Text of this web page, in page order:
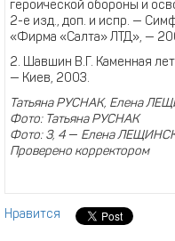
героической обороны и
2-е изд., доп. и испр. —
«Фирма «Салта» ЛТД», —
2. Шавшин В.Г. Каменная
— Киев, 2003.
Татьяна РУСНАК, Елена
Фото: Татьяна РУСНАК
Фото: 3, 4 — Елена
Проверено корректором
Нравится